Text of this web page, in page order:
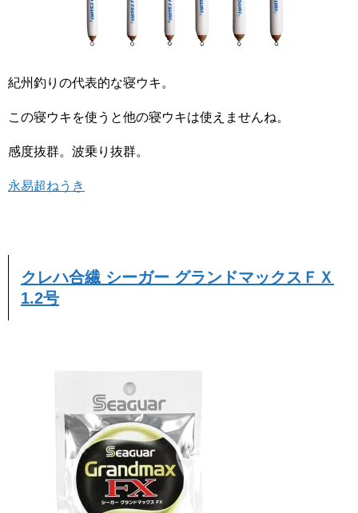
紀州釣りの代表的な寝ウキ。
この寝ウキを使うと他の寝ウキは使えませんね。
感度抜群。波乗り抜群。
永易超ねうき
クレハ合繊 シーガー グランドマックスＦＸ
1.2号